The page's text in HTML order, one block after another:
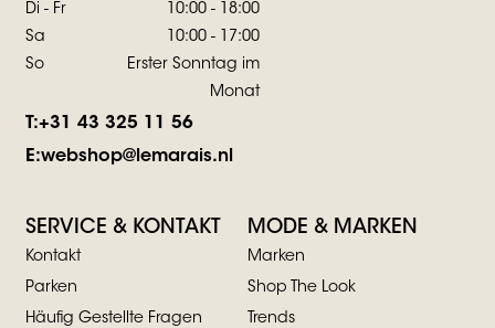
Di - Fr
10:00 - 18:00
Sa
10:00 - 17:00
So
Erster Sonntag im
Monat
T:+31 43 325 11 56
E:webshop@lemarais.nl
SERVICE & KONTAKT
Kontakt
Parken
Häufig Gestellte Fragen
MODE & MARKEN
Marken
Shop The Look
Trends